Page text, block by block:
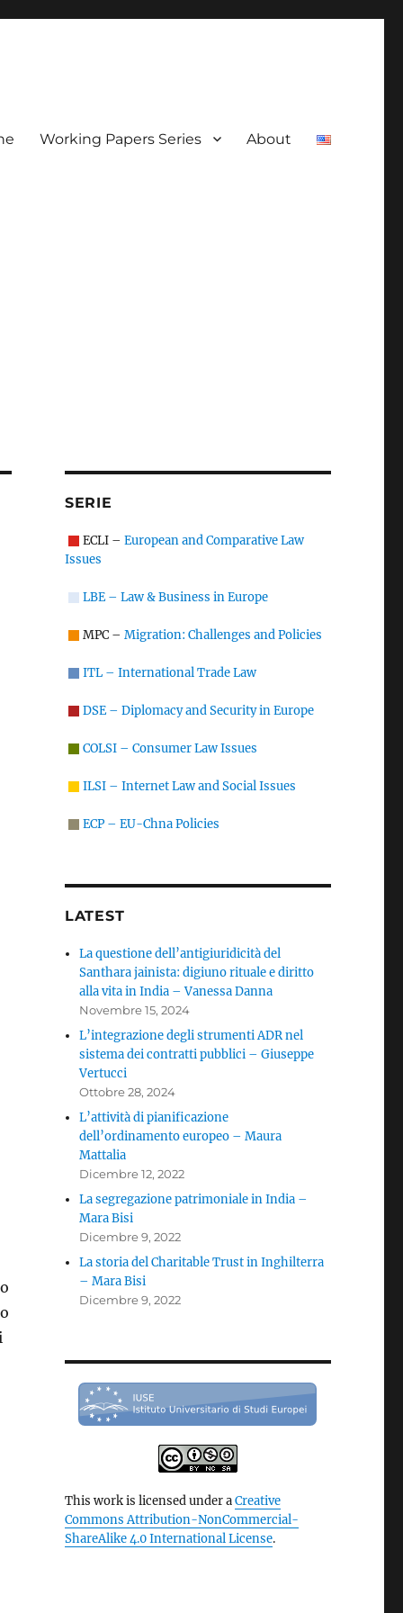
Working Papers Series About
SERIE
ECLI – European and Comparative Law
Issues
LBE – Law & Business in Europe
MPC – Migration: Challenges and Policies
ITL – International Trade Law
DSE – Diplomacy and Security in Europe
COLSI – Consumer Law Issues
ILSI – Internet Law and Social Issues
ECP – EU-Chna Policies
LATEST
La questione dell’antigiuridicità del
Santhara jainista: digiuno rituale e diritto
alla vita in India – Vanessa Danna
Novembre 15, 2024
L’integrazione degli strumenti ADR nel
sistema dei contratti pubblici – Giuseppe
Vertucci
Ottobre 28, 2024
L’attività di pianificazione
dell’ordinamento europeo – Maura
Mattalia
Dicembre 12, 2022
La segregazione patrimoniale in India –
Mara Bisi
Dicembre 9, 2022
La storia del Charitable Trust in Inghilterra
– Mara Bisi
Dicembre 9, 2022
This work is licensed under aCreative
Commons Attribution-NonCommercial-
ShareAlike 4.0 International License.